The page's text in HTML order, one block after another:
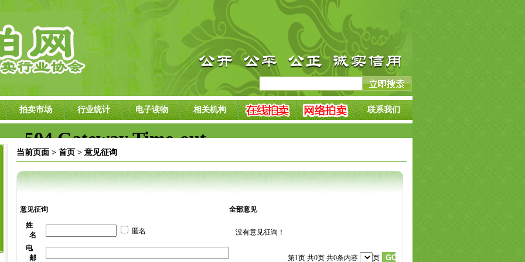
拍卖市场 行业统计 电子读物 相关机构 联系我们
当前页面 > 首页 > 意见征询
意见征询
全部意见
姓
名
匿名
电
邮
没有意见征询！
第1页 共0页 共0条内容 页